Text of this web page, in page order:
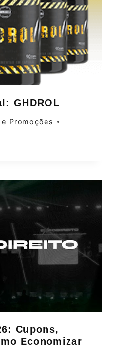
GHDROL
Promoções
Cupons,
Economizar